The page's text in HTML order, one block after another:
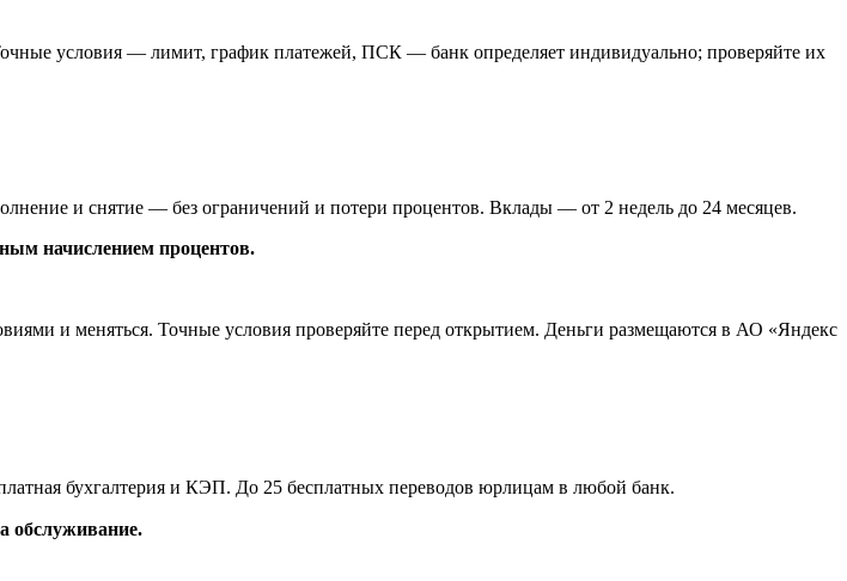
условия — лимит, график платежей, ПСК — банк определяет индивидуально; проверяйте их
и снятие — без ограничений и потери процентов. Вклады — от 2 недель до 24 месяцев.
начислением процентов.
и меняться. Точные условия проверяйте перед открытием. Деньги размещаются в АО «Яндекс
бухгалтерия и КЭП. До 25 бесплатных переводов юрлицам в любой банк.
обслуживание.